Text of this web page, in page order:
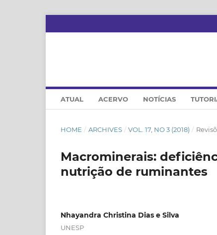
ATUAL ACERVO NOTÍCIAS
HOME / ARCHIVES / VOL. 17, NO 3 (2018) /
Macrominerais:
nutrição de ruminantes
Nhayandra Christina Dias e Silva
UNESP